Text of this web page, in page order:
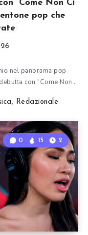
“Come Non Ci
pop che
nel panorama pop
con “Come Non…
, Redazionale
0 15 2